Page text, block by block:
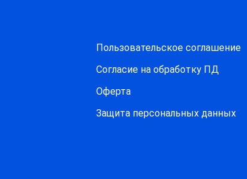
Пользовательское соглашение
Согласие на обработку ПД
Оферта
Защитa персональных данных